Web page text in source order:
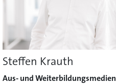
Steffen Krauth
Aus- und Weiterbildungsmedien